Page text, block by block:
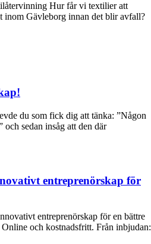
Hur får vi textilier att
inom Gävleborg innan det blir avfall?
du som fick dig att tänka: ”Någon
sedan insåg att den där
entreprenörskap för
entreprenörskap för en bättre
och kostnadsfritt. Från inbjudan: